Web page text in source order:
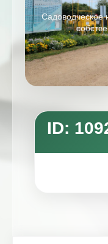
Садоводческое
ID: